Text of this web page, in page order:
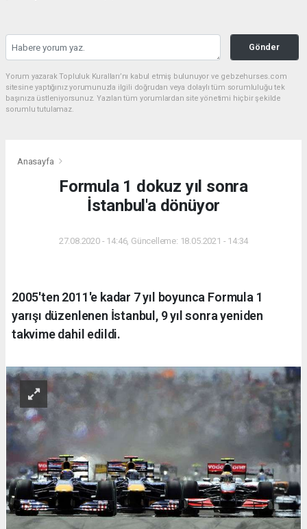
Gönder
Yorum yazarak Topluluk Kuralları’nı kabul etmiş bulunuyor ve gebzehurses.com
sitesine yaptığınız yorumunuzla ilgili doğrudan veya dolaylı tüm sorumluluğu tek
başınıza üstleniyorsunuz. Yazılan tüm yorumlardan site yönetimi hiçbir şekilde
sorumlu tutulamaz.
Anasayfa
Formula 1 dokuz yıl sonra
İstanbul'a dönüyor
27.08.2020 - 14:46, Güncelleme: 18.05.2021 - 14:34
2005'ten 2011'e kadar 7 yıl boyunca Formula 1
yarışı düzenlenen İstanbul, 9 yıl sonra yeniden
takvime dahil edildi.